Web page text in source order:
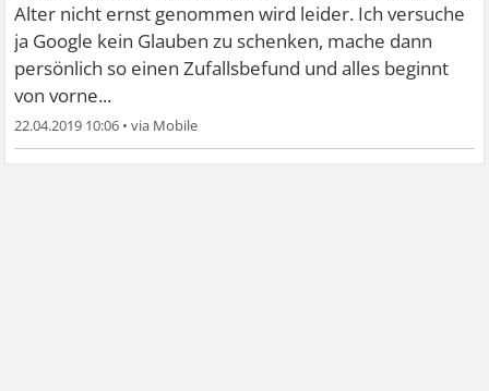
Alter nicht ernst genommen wird leider. Ich versuche
ja Google kein Glauben zu schenken, mache dann
persönlich so einen Zufallsbefund und alles beginnt
von vorne...
22.04.2019 10:06 •